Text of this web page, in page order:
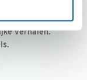
met
verhalen.